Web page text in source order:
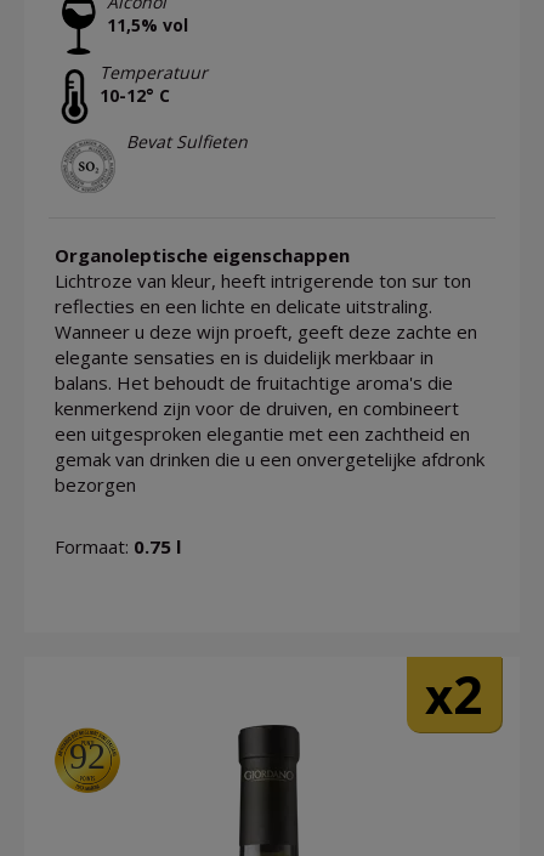
11,5% vol
Temperatuur
10-12° C
Bevat Sulfieten
Organoleptische eigenschappen
Lichtroze van kleur, heeft intrigerende ton sur ton
reflecties en een lichte en delicate uitstraling.
Wanneer u deze wijn proeft, geeft deze zachte en
elegante sensaties en is duidelijk merkbaar in
balans. Het behoudt de fruitachtige aroma's die
kenmerkend zijn voor de druiven, en combineert
een uitgesproken elegantie met een zachtheid en
gemak van drinken die u een onvergetelijke afdronk
bezorgen
Formaat: 0.75 l
92
x2